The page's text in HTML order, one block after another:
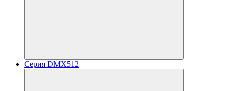
Серия DMX512